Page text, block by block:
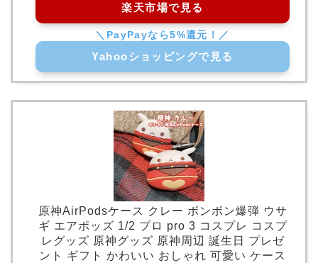
楽天市場で見る
Yahooショッピングで見る
原神AirPodsケース クレー ボンボン爆弾 ウサ
ギ エアポッズ 1/2 プロ pro 3 コスプレ コスプ
レグッズ 原神グッズ 原神周辺 誕生日 プレゼ
ント ギフト かわいい おしゃれ 可愛い ケース